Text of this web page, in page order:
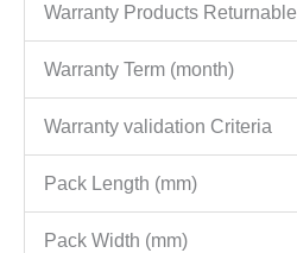
Warranty Products Returnable
Warranty Term (month)
Warranty validation Criteria
Pack Length (mm)
Pack Width (mm)